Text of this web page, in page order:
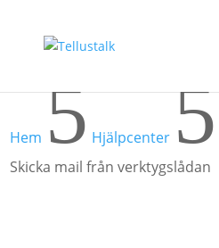
Hem 5 Hjälpcenter5
Skicka mail från verktygslådan